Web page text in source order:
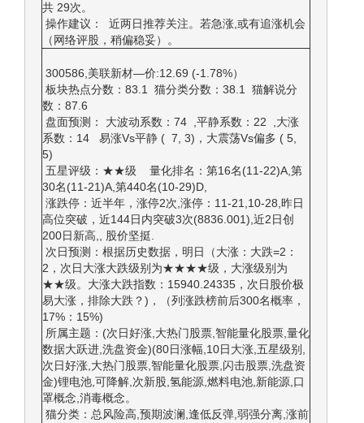
共 29次。
操作建议： 近两日推荐关注。若急涨,或有追涨机会
（网络评股，稍偏稳妥）。
300586,美联新材—价:12.69 (-1.78%）
板块热点分数：83.1 猫分类分数：38.1 猫解说分
数：87.6
盘面预测： 大波动系数：74 ,平静系数：22 ,大涨
系数：14 易涨Vs平静 ( 7, 3)，大震荡Vs偏多 ( 5,
5)
五星评级：★★级 量化排名：第16名(11-22)A,第
30名(11-21)A,第440名(10-29)D,
涨跌停：近半年，涨停2次,涨停：11-21,10-28,昨日
高位突破，近144日内突破3次(8836.001),近2日创
200日新高,, 股价坚挺.
次日预测：根据历史数据，明日（大涨：大跌=2：
2，次日大涨大跌级别为★★★★级，大涨级别为
★★级。大涨大跌指数：15940.24335，次日股价极
易大涨，排除大跌？)，（列涨跌榜前后300名概率，
17%：15%)
所属主题：(次日好涨,大热门股票,智能量化股票,量化
数据大跃进,洗盘资金)(80日涨幅,10日大涨,五星级别,
次日好涨,大热门股票,智能量化股票,闪击股票,洗盘资
金)锂电池,可降解,次新股,氢能源,燃料电池,新能源,口
罩概念,消毒概念。
猫分类：总风险高,预期波澜,逢低反弹,弱强分离,涨前